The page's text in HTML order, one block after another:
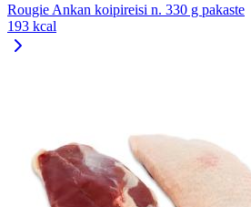
Rougie Ankan koipireisi n. 330 g pakaste
193 kcal